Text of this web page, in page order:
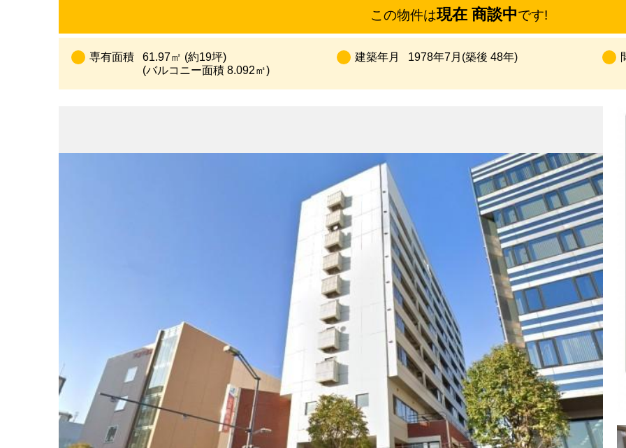
この物件は現在 商談中です!
専有面積
61.97㎡ (約19坪)
(バルコニー面積 8.092㎡)
建築年月 1978年7月(築後 48年)